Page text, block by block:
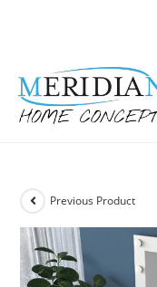
Previous Product